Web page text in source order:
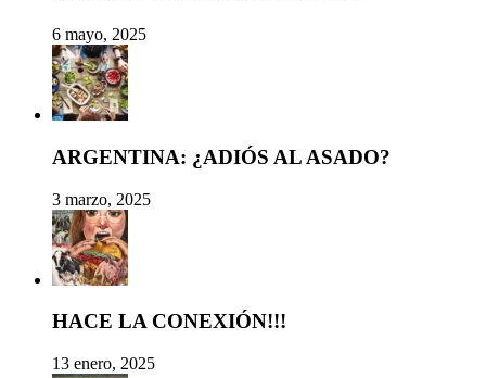
6 mayo, 2025
ARGENTINA: ¿ADIÓS AL ASADO?
3 marzo, 2025
HACE LA CONEXIÓN!!!
13 enero, 2025